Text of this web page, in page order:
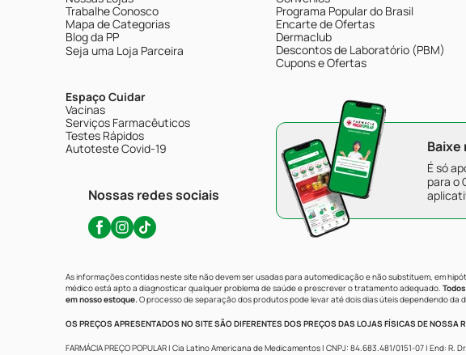
Trabalhe Conosco
Mapa de Categorias
Blog da PP
Seja uma Loja Parceira
Espaço Cuidar
Vacinas
Serviços Farmacêuticos
Testes Rápidos
Autoteste Covid-19
Nossas redes sociais
Programa Popular do Brasil
Encarte de Ofertas
Dermaclub
Descontos de Laboratório (PBM)
Cupons e Ofertas
Baixe
É só
para o
As informações contidas neste site não devem ser usadas para automedicação e não substituem, em
médico está apto a diagnosticar qualquer problema de saúde e prescrever o tratamento adequado.
em nosso estoque.O processo de separação dos produtos pode levar até dois dias úteis dependendo da
OS PREÇOS APRESENTADOS NO SITE SÃO DIFERENTES DOS PREÇOS DAS LOJAS FÍSICAS DE NOSSA
FARMÁCIA PREÇO POPULAR | Cia Latino Americana de Medicamentos | CNPJ: 84.683.481/0151-07 | End: R.